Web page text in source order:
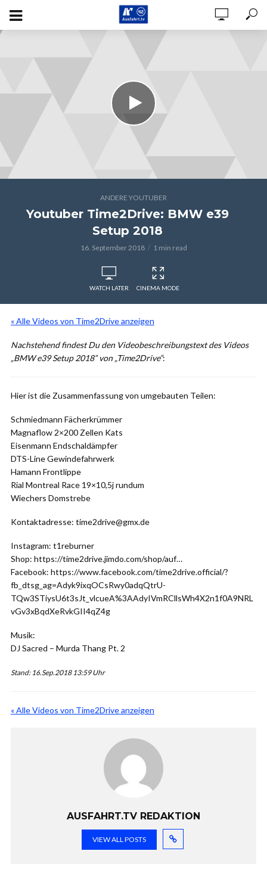
ANDERE YOUTUBER
Youtuber Time2Drive: BMW e39
Setup 2018
16. September 2018 1 min read
WATCH LATER CINEMA MODE
« Alle Videos von Time2Drive anzeigen
Nachstehend findest Du den Videobeschreibungstext des Videos
„BMW e39 Setup 2018“ von „Time2Drive“:
Hier ist die Zusammenfassung von umgebauten Teilen:
Schmiedmann Fächerkrümmer
Magnaflow 2×200 Zellen Kats
Eisenmann Endschaldämpfer
DTS-Line Gewindefahrwerk
Hamann Frontlippe
Rial Montreal Race 19×10,5j rundum
Wiechers Domstrebe
Kontaktadresse: time2drive@gmx.de
Instagram: t1reburner
Shop: https://time2drive.jimdo.com/shop/auf…
Facebook: https://www.facebook.com/time2drive.official/?
fb_dtsg_ag=Adyk9ixqOCsRwy0adqQtrU-
TQw3STiysU6t3sJt_vlcueA%3AAdyIVmRCllsWh4X2n1f0A9NRL
vGv3xBqdXeRvkGII4qZ4g
Musik:
DJ Sacred – Murda Thang Pt. 2
Stand: 16.Sep.2018 13:59 Uhr
« Alle Videos von Time2Drive anzeigen
AUSFAHRT.TV REDAKTION
VIEW ALL POSTS